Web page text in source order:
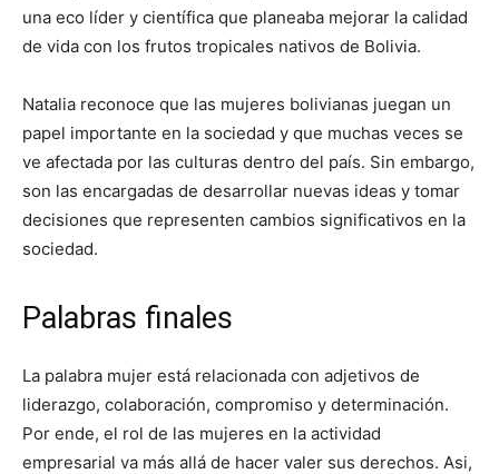
una eco líder y científica que planeaba mejorar la calidad
de vida con los frutos tropicales nativos de Bolivia.
Natalia reconoce que las mujeres bolivianas juegan un
papel importante en la sociedad y que muchas veces se
ve afectada por las culturas dentro del país. Sin embargo,
son las encargadas de desarrollar nuevas ideas y tomar
decisiones que representen cambios significativos en la
sociedad.
Palabras finales
La palabra mujer está relacionada con adjetivos de
liderazgo, colaboración, compromiso y determinación.
Por ende, el rol de las mujeres en la actividad
empresarial va más allá de hacer valer sus derechos. Asi,